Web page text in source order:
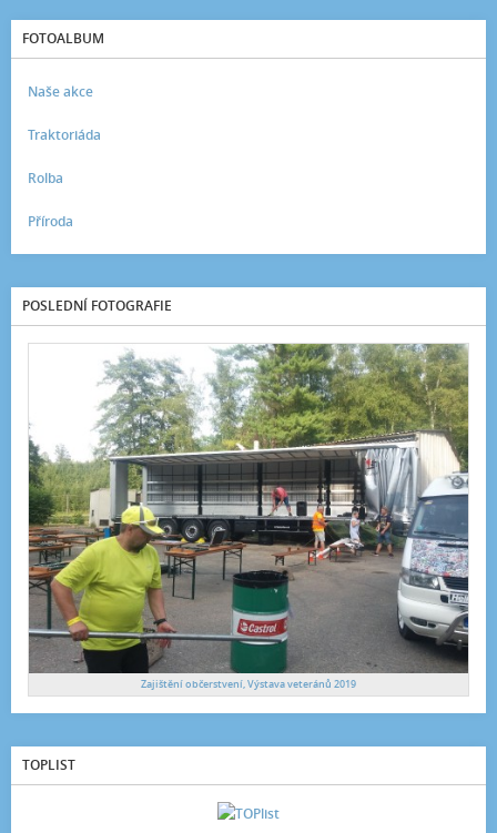
FOTOALBUM
Naše akce
Traktoriáda
Rolba
Příroda
POSLEDNÍ FOTOGRAFIE
Zajištění občerstvení, Výstava veteránů 2019
TOPLIST